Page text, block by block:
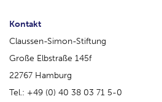
Kontakt
Claussen-Simon-Stiftung
Große Elbstraße 145f
22767 Hamburg
Tel.: +49 (0) 40 38 03 71 5-0